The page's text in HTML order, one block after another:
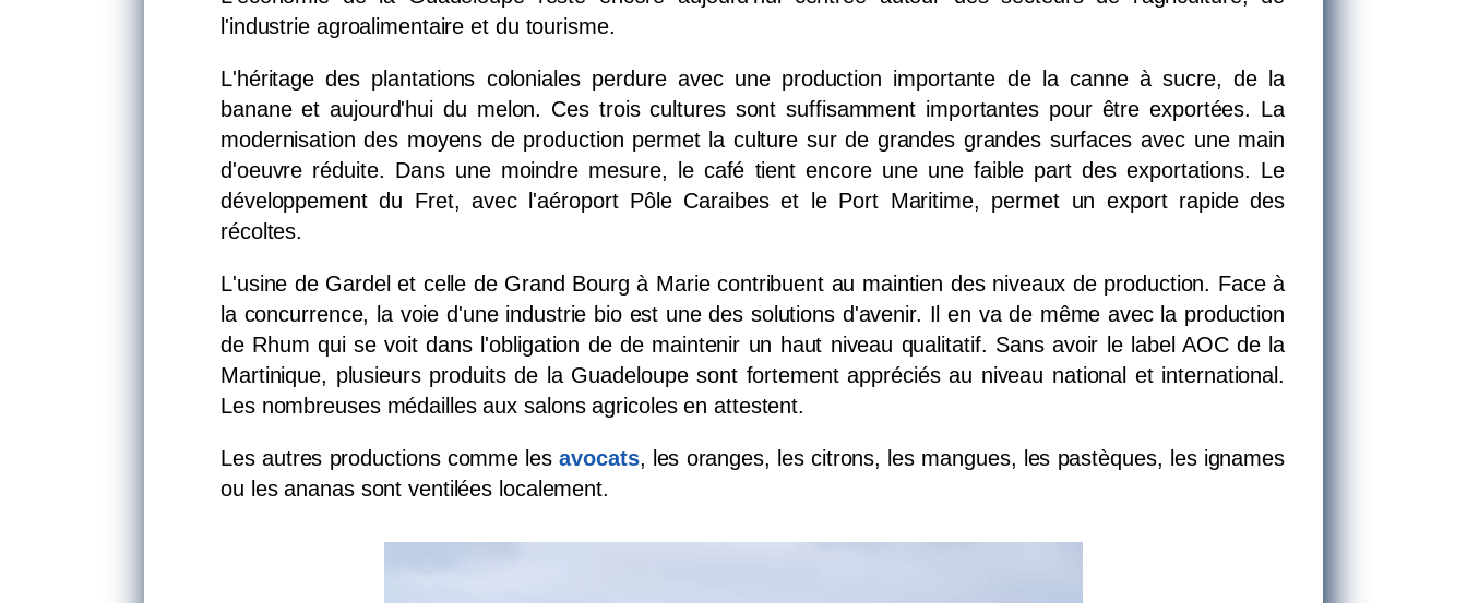
l'industrie agroalimentaire et du tourisme.
L'héritage des plantations coloniales perdure avec une production importante de la canne à sucre, de la
banane et aujourd'hui du melon. Ces trois cultures sont suffisamment importantes pour être exportées. La
modernisation des moyens de production permet la culture sur de grandes grandes surfaces avec une main
d'oeuvre réduite. Dans une moindre mesure, le café tient encore une une faible part des exportations. Le
développement du Fret, avec l'aéroport Pôle Caraibes et le Port Maritime, permet un export rapide des
récoltes.
L'usine de Gardel et celle de Grand Bourg à Marie contribuent au maintien des niveaux de production. Face à
la concurrence, la voie d'une industrie bio est une des solutions d'avenir. Il en va de même avec la production
de Rhum qui se voit dans l'obligation de de maintenir un haut niveau qualitatif. Sans avoir le label AOC de la
Martinique, plusieurs produits de la Guadeloupe sont fortement appréciés au niveau national et international.
Les nombreuses médailles aux salons agricoles en attestent.
Les autres productions comme lesavocats, les oranges, les citrons, les mangues, les pastèques, les ignames
ou les ananas sont ventilées localement.